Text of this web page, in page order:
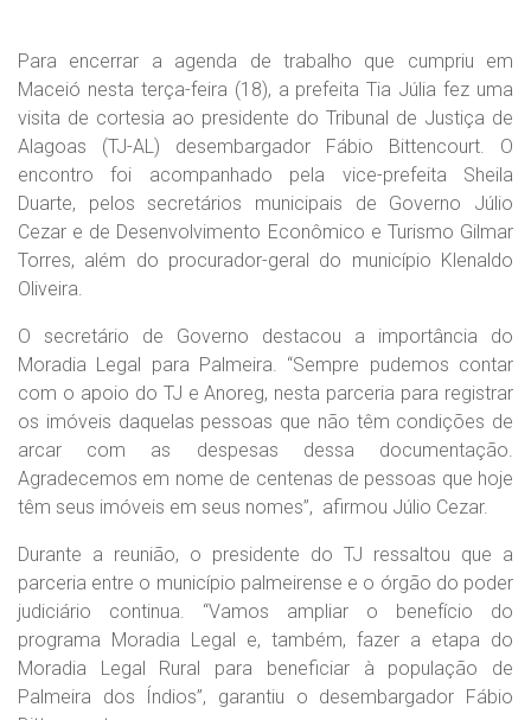
Para encerrar a agenda de trabalho que cumpriu em
Maceió nesta terça-feira (18), a prefeita Tia Júlia fez uma
visita de cortesia ao presidente do Tribunal de Justiça de
Alagoas (TJ-AL) desembargador Fábio Bittencourt. O
encontro foi acompanhado pela vice-prefeita Sheila
Duarte, pelos secretários municipais de Governo Júlio
Cezar e de Desenvolvimento Econômico e Turismo Gilmar
Torres, além do procurador-geral do município Klenaldo
Oliveira.
O secretário de Governo destacou a importância do
Moradia Legal para Palmeira. “Sempre pudemos contar
com o apoio do TJ e Anoreg, nesta parceria para registrar
os imóveis daquelas pessoas que não têm condições de
arcar com as despesas dessa documentação.
Agradecemos em nome de centenas de pessoas que hoje
têm seus imóveis em seus nomes”, afirmou Júlio Cezar.
Durante a reunião, o presidente do TJ ressaltou que a
parceria entre o município palmeirense e o órgão do poder
judiciário continua. “Vamos ampliar o benefício do
programa Moradia Legal e, também, fazer a etapa do
Moradia Legal Rural para beneficiar à população de
Palmeira dos Índios”, garantiu o desembargador Fábio